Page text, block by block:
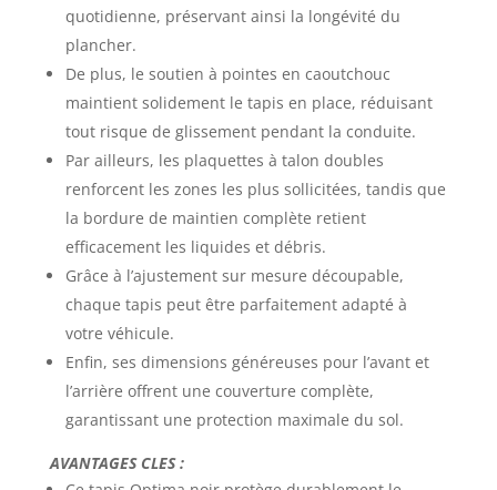
quotidienne, préservant ainsi la longévité du
plancher.
De plus, le soutien à pointes en caoutchouc
maintient solidement le tapis en place, réduisant
tout risque de glissement pendant la conduite.
Par ailleurs, les plaquettes à talon doubles
renforcent les zones les plus sollicitées, tandis que
la bordure de maintien complète retient
efficacement les liquides et débris.
Grâce à l’ajustement sur mesure découpable,
chaque tapis peut être parfaitement adapté à
votre véhicule.
Enfin, ses dimensions généreuses pour l’avant et
l’arrière offrent une couverture complète,
garantissant une protection maximale du sol.
AVANTAGES CLES :